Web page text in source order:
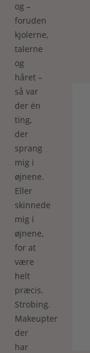
og –
foruden
kjolerne,
talerne
og
håret –
så var
der én
ting,
der
sprang
mig i
øjnene.
Eller
skinnede
mig i
øjnene,
for at
være
helt
præcis.
Strobing.
Makeuptendensen,
der
har